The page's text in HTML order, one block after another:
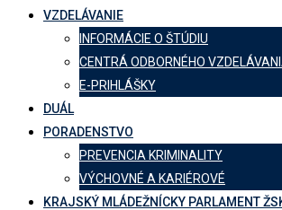
VZDELÁVANIE
INFORMÁCIE O ŠTÚDIU
CENTRÁ ODBORNÉHO
E-PRIHLÁŠKY
DUÁL
PORADENSTVO
PREVENCIA KRIMINALITY
VÝCHOVNÉ A KARIÉROVÉ
KRAJSKÝ MLÁDEŽNÍCKY PARLAMENT